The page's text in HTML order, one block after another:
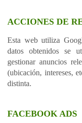
ACCIONES DE
Esta web utiliza
datos obtenidos se
gestionar anuncios
(ubicación, intereses,
distinta.
FACEBOOK ADS